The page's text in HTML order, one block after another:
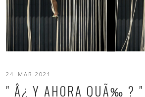
24 MAR 2021
" Â¿ Y AHORA QUÃ‰ ? "